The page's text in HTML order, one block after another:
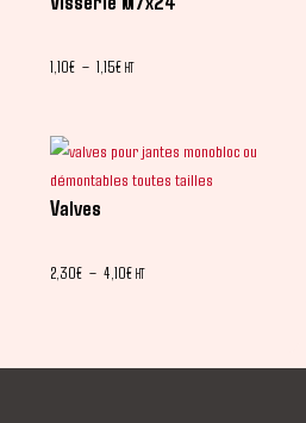
1,10€ – 1,15€ HT
Valves
2,30€ – 4,10€ HT